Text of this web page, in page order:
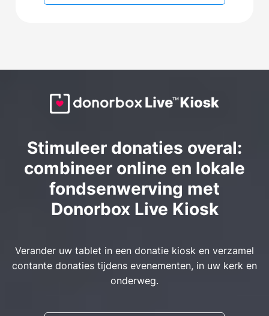
Stimuleer donaties overal:
combineer online en lokale
fondsenwerving met
Donorbox Live Kiosk
Verander uw tablet in een donatie kiosk en verzamel
contante donaties tijdens evenementen, in uw kerk en
onderweg.